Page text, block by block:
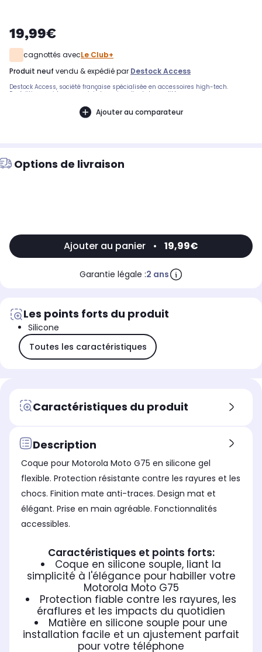
19,99€
cagnottés avecLe Club+
produit neuf vendu & expédié par Destock Access
Destock Access, société française spécialisée en accessoires high-tech.
Expédition rapide avec suivi et service client de qualité.
Ajouter au comparateur
Options de livraison
Ajouter au panier • 19,99€
Garantie légale :2 ans
Les points forts du produit
Silicone
Toutes les caractéristiques
Caractéristiques du produit
Description
Coque pour Motorola Moto G75 en silicone gel
flexible. Protection résistante contre les rayures et les
chocs. Finition mate anti-traces. Design mat et
élégant. Prise en main agréable. Fonctionnalités
accessibles.
Caractéristiques et points forts:
Coque en silicone souple, liant la
simplicité à l'élégance pour habiller votre
Motorola Moto G75
Protection fiable contre les rayures, les
éraflures et les impacts du quotidien
Matière en silicone souple pour une
installation facile et un ajustement parfait
pour votre téléphone